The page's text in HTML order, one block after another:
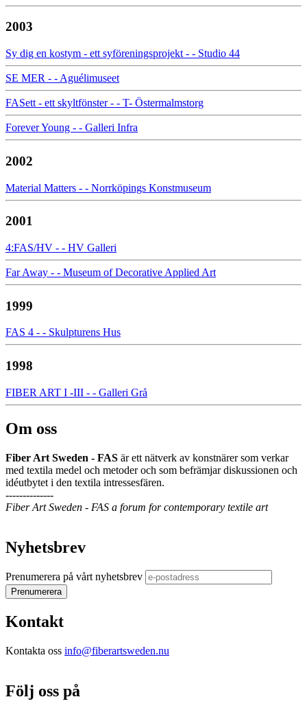
2003
Sy dig en kostym - ett syföreningsprojekt - - Studio 44
SE MER - - Aguélimuseet
FASett - ett skyltfönster - - T- Östermalmstorg
Forever Young - - Galleri Infra
2002
Material Matters - - Norrköpings Konstmuseum
2001
4:FAS/HV - - HV Galleri
Far Away - - Museum of Decorative Applied Art
1999
FAS 4 - - Skulpturens Hus
1998
FIBER ART I -III - - Galleri Grå
Om oss
Fiber Art Sweden - FAS är ett nätverk av konstnärer som verkar
med textila medel och metoder och som befrämjar diskussionen och
idéutbytet i den textila intressesfären.
--------------
Fiber Art Sweden - FAS a forum for contemporary textile art
Nyhetsbrev
Prenumerera på vårt nyhetsbrev
Kontakt
Kontakta oss info@fiberartsweden.nu
Följ oss på